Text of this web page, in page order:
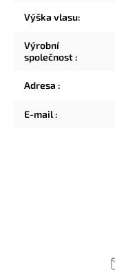
Výška vlasu:
Výrobní
společnost:
Adresa :
E-mail: